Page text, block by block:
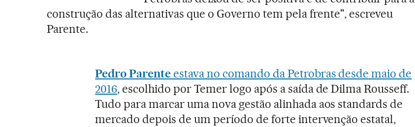
construção das alternativas que o Governo tem pela frente", escreveu
Parente.
Pedro Parente estava no comando da Petrobras desde maio de
2016, escolhido por Temer logo após a saída de Dilma Rousseff.
Tudo para marcar uma nova gestão alinhada aos standards de
mercado depois de um período de forte intervenção estatal,